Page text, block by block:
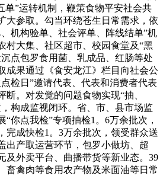
单”运转机制，鞭策食物平安社会共
大参取。勾当环绕苍生日常需求，依
机构验单、社会评单、阵线结单”机
村大集、社区超市、校园食堂及“黑
点包罗食用菌、乳成品、红肠等处
成果通过《食安龙江》栏目向社会公
检日”邀请代表、代表和消费者代表
。对发觉的问题食物实现“抽、
构成监视闭环。省、市、县市场监
你点我检”专项抽检1。6万余批次，
完成快检1。3万余批次，领受群众送
出产取运营环节，包罗小做坊、超
及外卖平台、曲播带货等新业态。39
畜禽肉等食用农产物及米面油等日常